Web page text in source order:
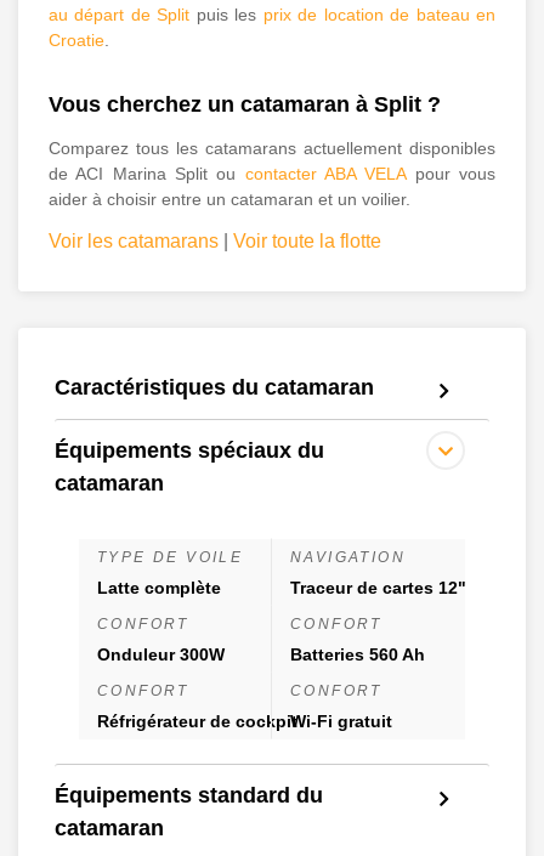
au départ de Split puis les prix de location de bateau en
Croatie
Vous cherchez un catamaran à Split ?
Comparez tous les catamarans actuellement disponibles
de ACI Marina Split ou contacter ABA VELApour vous
aider à choisir entre un catamaran et un voilier.
Voir les catamarans Voir toute la flotte
Caractéristiques du catamaran
Équipements spéciaux du
catamaran
TYPE DE VOILE
Latte complète
NAVIGATION
Traceur de cartes 12"
CONFORT
Onduleur 300W
CONFORT
Batteries 560 Ah
CONFORT
Réfrigérateur de cockpit
CONFORT
Wi-Fi gratuit
Équipements standard du
catamaran